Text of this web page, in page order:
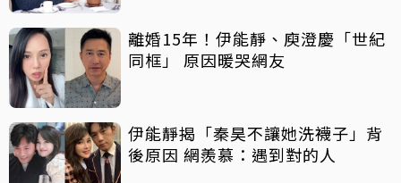
離婚15年！伊能靜、庾澄慶「世紀
同框」 原因暖哭網友
伊能靜揭「秦昊不讓她洗襪子」背
後原因 網羨慕：遇到對的人